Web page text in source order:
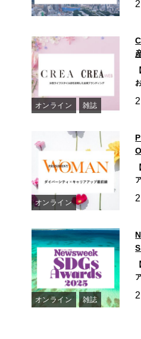
オンライン 雑誌
オンライン
オンライン 雑誌